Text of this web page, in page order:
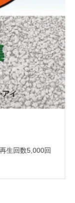
生回数5,000回